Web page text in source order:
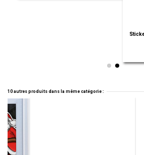
Sticker
10 autres produits dans la même catégorie :